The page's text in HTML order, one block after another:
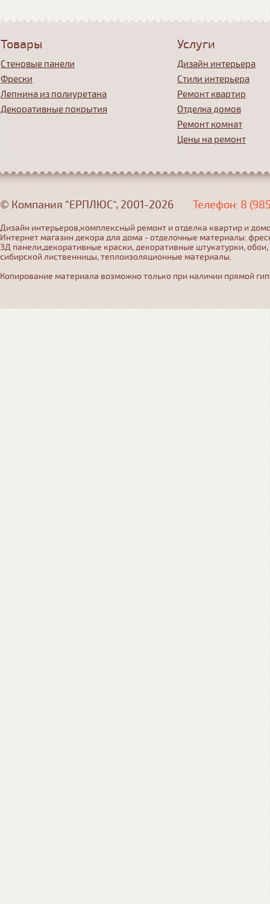
Товары
Стеновые панели
Фрески
Лепнина из полиуретана
Декоративные покрытия
Услуги
Дизайн интерьера
Стили интерьера
Ремонт квартир
Отделка домов
Ремонт комнат
Цены на ремонт
© Компания “ЕРПЛЮС”, 2001-2026 Телефон: 8
Дизайн интерьеров,комплексный ремонт и отделка квартир и
Интернет магазин декора для дома - отделочные материалы:
3Д панели,декоративные краски, декоративные штукатурки,
сибирской лиственницы, теплоизоляционные материалы.
Копирование материала возможно только при наличии прямой